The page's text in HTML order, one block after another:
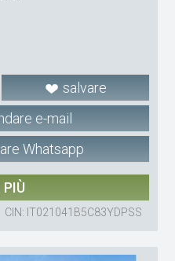
salvare
e-mail
Whatsapp
PIÙ
CIN: IT021041B5C83YDPSS